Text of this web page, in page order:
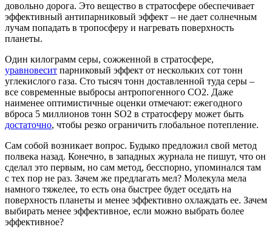
довольно дорога. Это вещество в стратосфере обеспечивает
эффективный антипарниковый эффект – не дает солнечным
лучам попадать в тропосферу и нагревать поверхность
планеты.
Один килограмм серы, сожженной в стратосфере,
уравновесит парниковый эффект от нескольких сот тонн
углекислого газа. Сто тысяч тонн доставленной туда серы –
все современные выбросы антропогенного СО2. Даже
наименее оптимистичные оценки отмечают: ежегодного
вброса 5 миллионов тонн SO2 в стратосферу может быть
достаточно, чтобы резко ограничить глобальное потепление.
Сам собой возникает вопрос. Будыко предложил свой метод
полвека назад. Конечно, в западных журнала не пишут, что он
сделал это первым, но сам метод, бесспорно, упоминался там
с тех пор не раз. Зачем же предлагать мел? Молекула мела
намного тяжелее, то есть она быстрее будет оседать на
поверхность планеты и менее эффективно охлаждать ее. Зачем
выбирать менее эффективное, если можно выбрать более
эффективное?